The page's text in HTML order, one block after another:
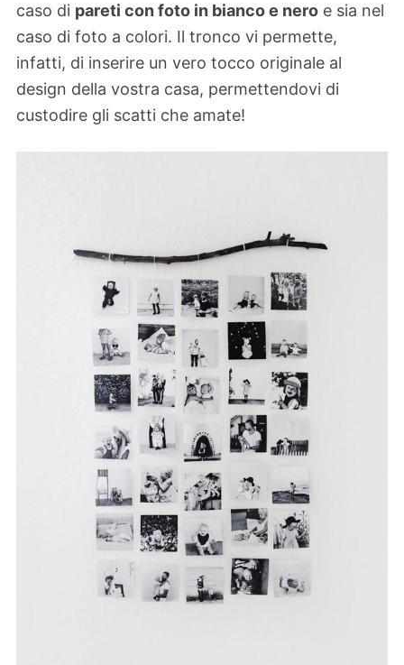
caso di pareti con foto in bianco e nero e sia nel
caso di foto a colori. Il tronco vi permette,
infatti, di inserire un vero tocco originale al
design della vostra casa, permettendovi di
custodire gli scatti che amate!